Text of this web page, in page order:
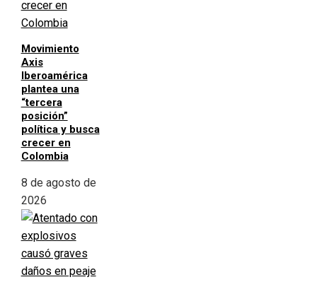
Movimiento
Axis
Iberoamérica
plantea una
“tercera
posición”
política y busca
crecer en
Colombia
8 de agosto de
2026